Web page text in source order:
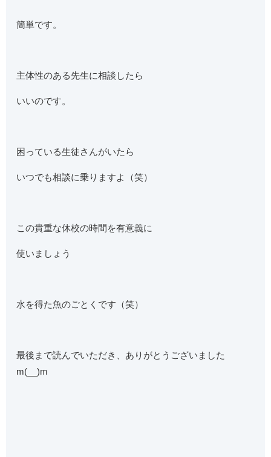
簡単です。
主体性のある先生に相談したら
いいのです。
困っている生徒さんがいたら
いつでも相談に乗りますよ（笑）
この貴重な休校の時間を有意義に
使いましょう
水を得た魚のごとくです（笑）
最後まで読んでいただき、ありがとうございました
m(__)m